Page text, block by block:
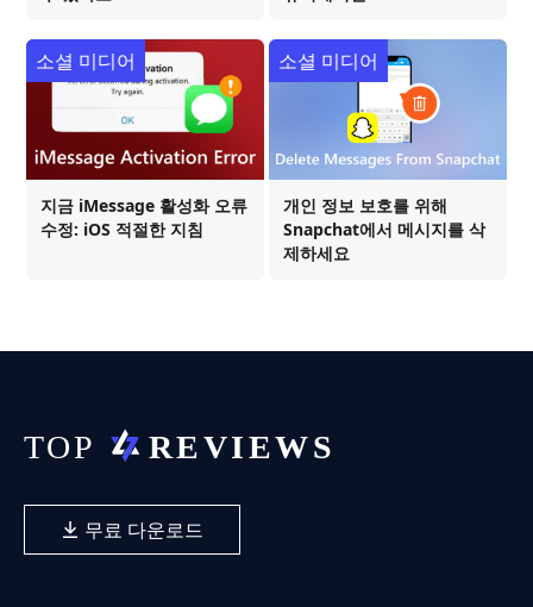
지금 iMessage 활성화 오류
수정: iOS 적절한 지침
소셜 미디어
개인 정보 보호를 위해
Snapchat에서 메시지를 삭
제하세요
소셜 미디어
무료 다운로드